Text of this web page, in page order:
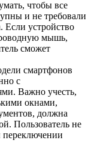
чтобы все
и не требовали
Если устройство
мышь,
сможет
смартфонов
с
Важно учесть,
окнами,
должна
Пользователь не
переключении